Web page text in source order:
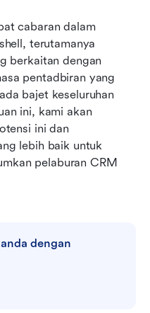
cabaran dalam
terutamanya
berkaitan dengan
pentadbiran yang
bajet keseluruhan
ini, kami akan
ini dan
lebih baik untuk
pelaburan CRM
dengan